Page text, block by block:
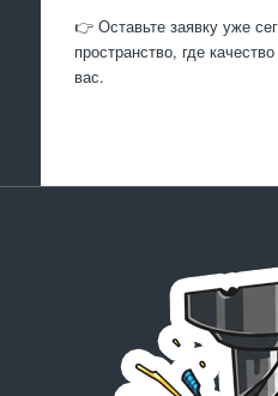
👉 Оставьте заявку уже
пространство, где
вас.